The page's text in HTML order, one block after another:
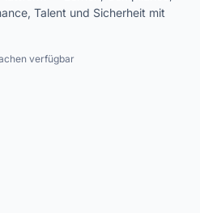
Talent und Sicherheit mit
verfügbar